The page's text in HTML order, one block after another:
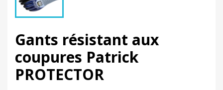
Gants résistant aux
coupures Patrick
PROTECTOR